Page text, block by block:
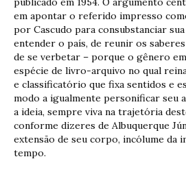
em apontar o referido impresso
por Cascudo para consubstanciar
entender o país, de reunir os
de se verbetar – porque o gênero
espécie de livro-arquivo no qual
e classificatório que fixa sentidos e
modo a igualmente personificar seu
a ideia, sempre viva na trajetória
conforme dizeres de Albuquerque
extensão de seu corpo, incólume da
tempo.